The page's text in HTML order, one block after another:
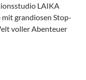
LAIKA
mit grandiosen Stop-
voller Abenteuer